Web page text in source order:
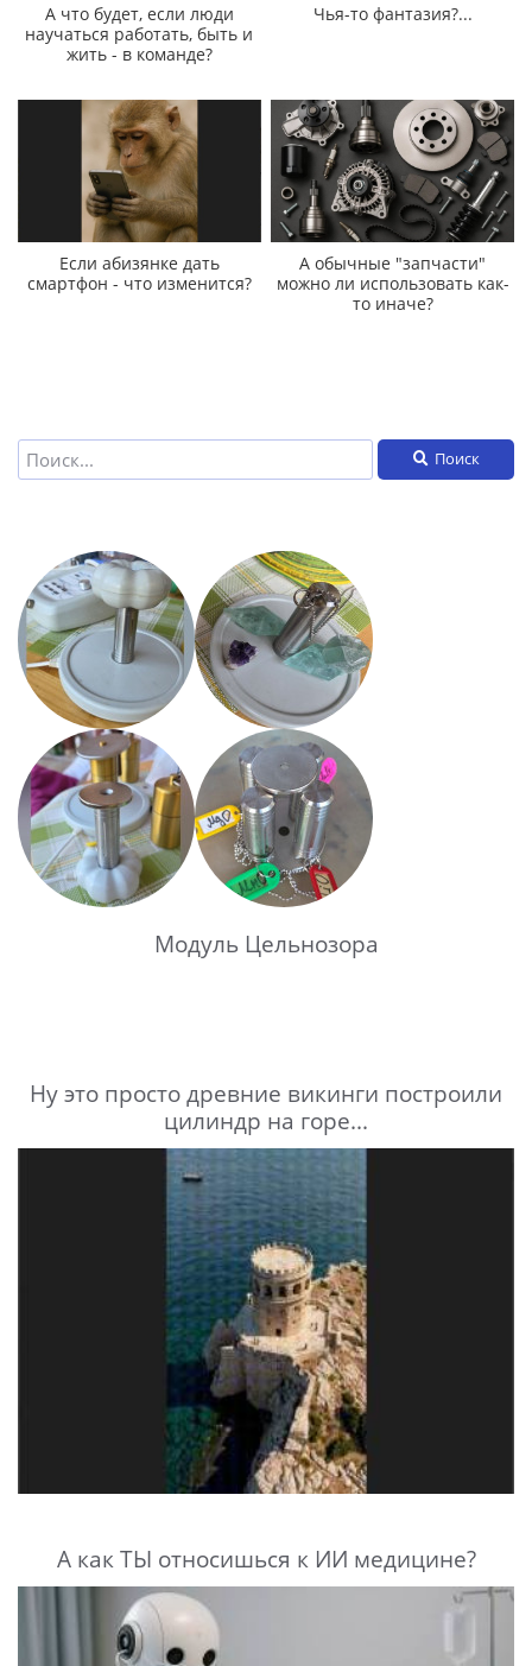
А что будет, если люди
научаться работать, быть и
жить - в команде?
Чья-то фантазия?...
Если абизянке дать
смартфон - что изменится?
А обычные "запчасти"
можно ли использовать как-
то иначе?
Поиск
Модуль Цельнозора
Ну это просто древние викинги построили
цилиндр на горе...
А как ТЫ относишься к ИИ медицине?